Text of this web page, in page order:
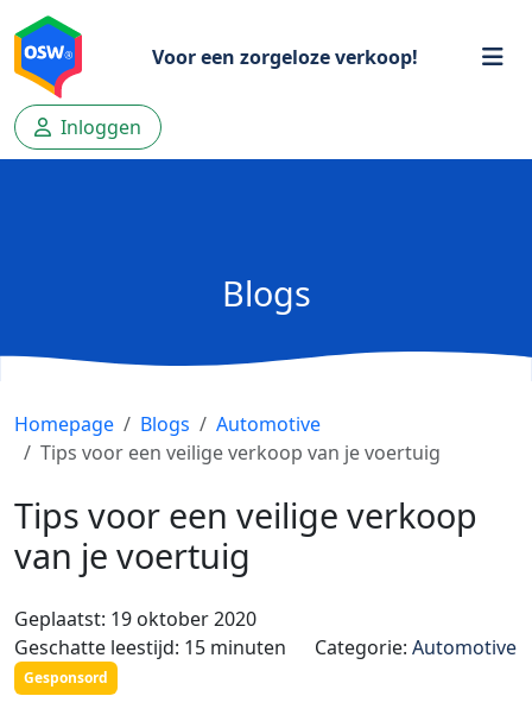
Voor een zorgeloze verkoop!
Inloggen
Blogs
Homepage Blogs
Automotive
Tips voor een veilige verkoop van je voertuig
Tips voor een veilige verkoop
van je voertuig
Geplaatst: 19 oktober 2020
Geschatte leestijd: 15 minuten
Categorie: Automotive
Gesponsord